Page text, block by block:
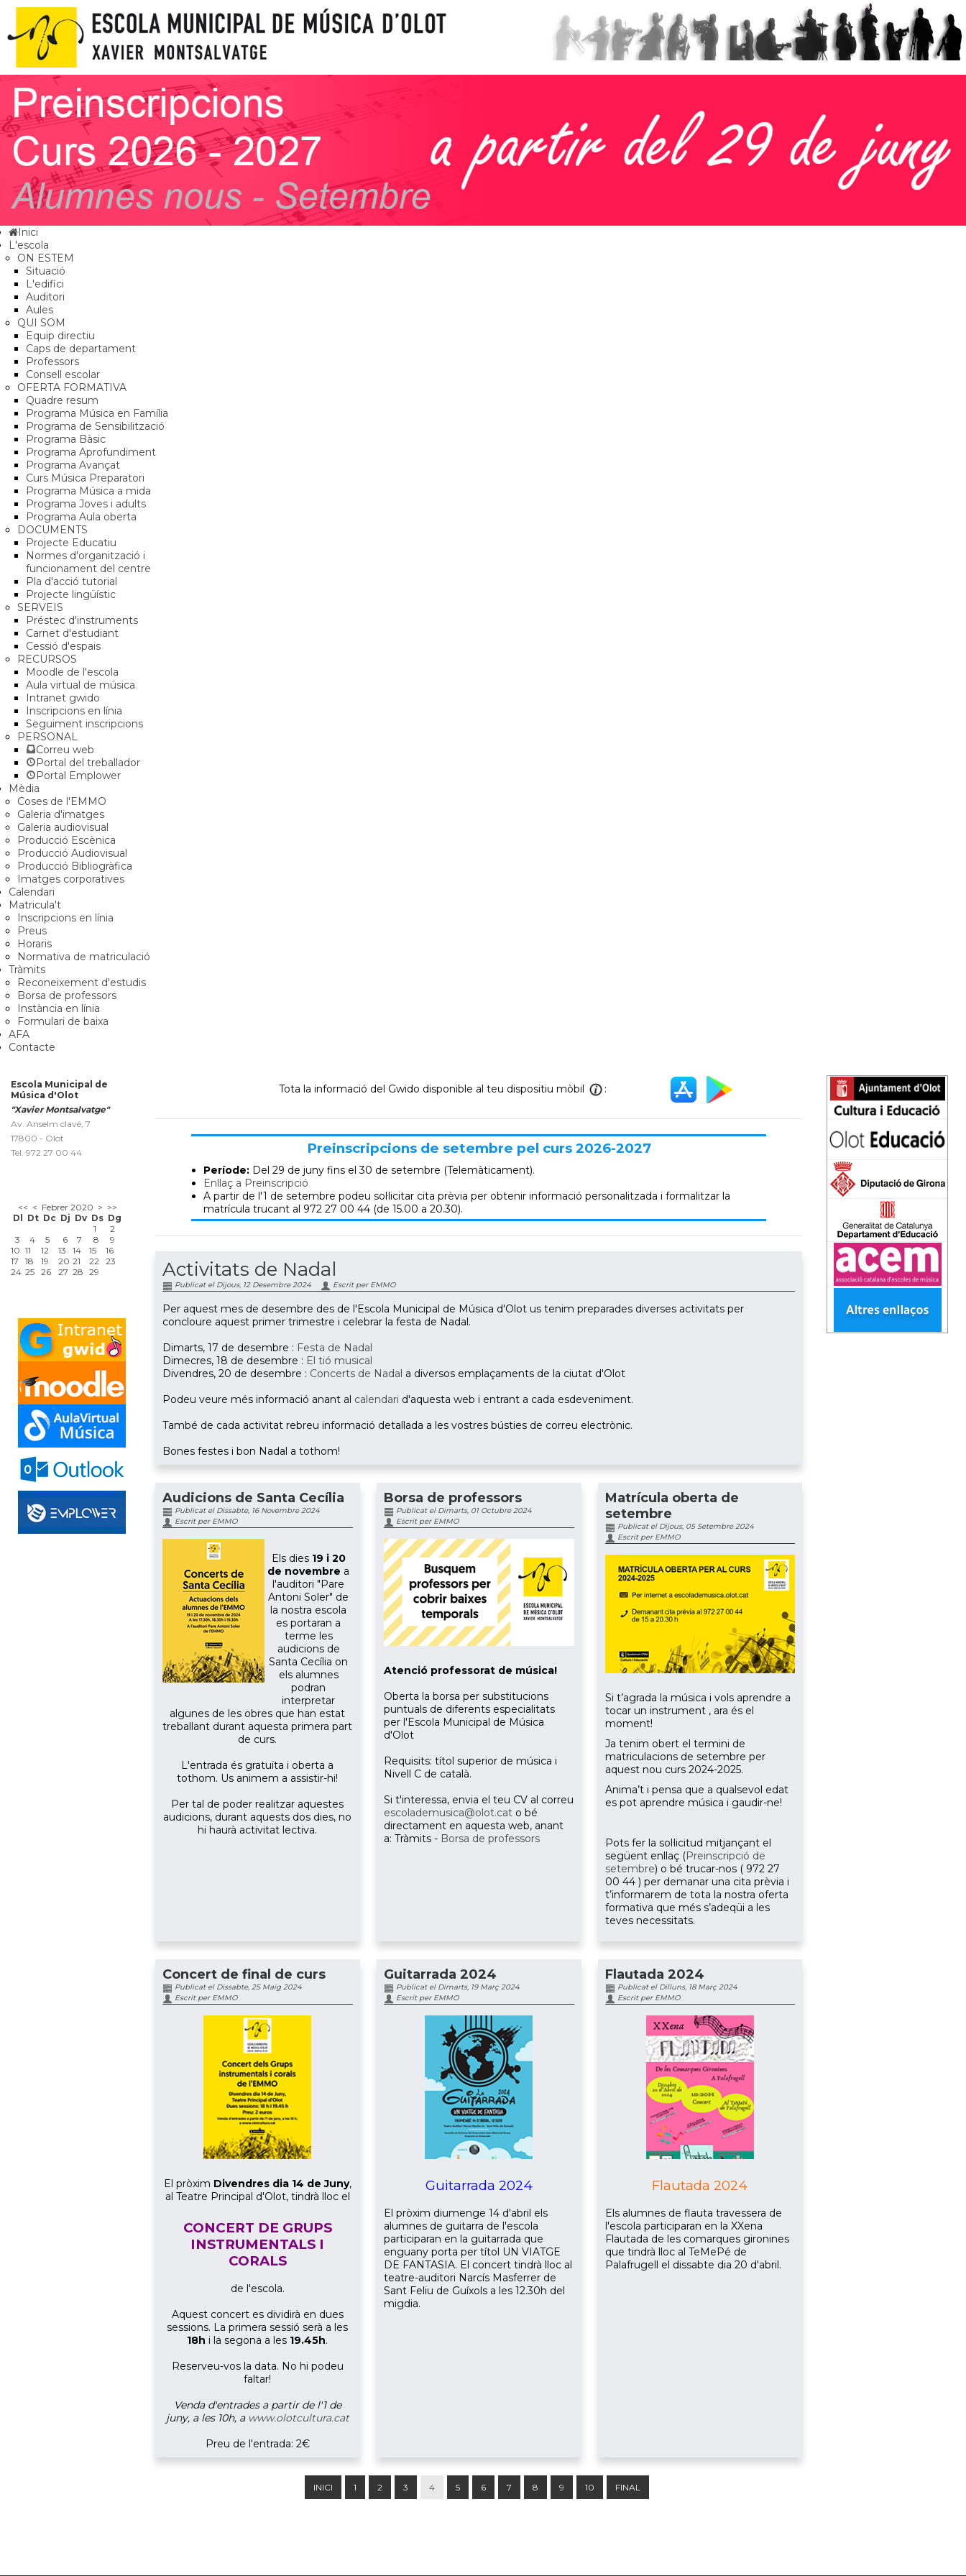
Inici
L'escola
ON ESTEM
Situació
L'edifici
Auditori
Aules
QUI SOM
Equip directiu
Caps de departament
Professors
Consell escolar
OFERTA FORMATIVA
Quadre resum
Programa Música en Família
Programa de Sensibilització
Programa Bàsic
Programa Aprofundiment
Programa Avançat
Curs Música Preparatori
Programa Música a mida
Programa Joves i adults
Programa Aula oberta
DOCUMENTS
Projecte Educatiu
Normes d'organització i
funcionament del centre
Pla d'acció tutorial
Projecte lingüístic
SERVEIS
Préstec d'instruments
Carnet d'estudiant
Cessió d'espais
RECURSOS
Moodle de l'escola
Aula virtual de música
Intranet gwido
Inscripcions en línia
Seguiment inscripcions
PERSONAL
Correu web
Portal del treballador
Portal Emplower
Mèdia
Coses de l'EMMO
Galeria d'imatges
Galeria audiovisual
Producció Escènica
Producció Audiovisual
Producció Bibliogràfica
Imatges corporatives
Calendari
Matricula't
Inscripcions en línia
Preus
Horaris
Normativa de matriculació
Tràmits
Reconeixement d'estudis
Borsa de professors
Instància en línia
Formulari de baixa
AFA
Contacte
Escola Municipal de
Música d'Olot
"Xavier Montsalvatge"
Av. Anselm clavé, 7
17800 - Olot
Tel. 972 27 00 44
<< < Febrer 2020 > >>
Dl
Dt Dc Dj Dv Ds Dg
1
2
3
4 5 6 7 8
9
10 11 12 13 14 15
16
17
18 19 20 21 22 23
24 25 26 27 28 29
Tota la informació del Gwido disponible al teu dispositiu mòbil :
Preinscripcions de setembre pel curs 2026-2027
Període: Del 29 de juny fins el 30 de setembre (Telemàticament).
Enllaç a Preinscripció
A partir de l'1 de setembre podeu sol·licitar cita prèvia per obtenir informació personalitzada i formalitzar la
matrícula trucant al 972 27 00 44 (de 15.00 a 20.30).
Activitats de Nadal
Publicat el Dijous, 12 Desembre 2024 Escrit per EMMO
Per aquest mes de desembre des de l'Escola Municipal de Música d'Olot us tenim preparades diverses activitats per
concloure aquest primer trimestre i celebrar la festa de Nadal.
Dimarts, 17 de desembre : Festa de Nadal
Dimecres, 18 de desembre : El tió musical
Divendres, 20 de desembre : Concerts de Nadal a diversos emplaçaments de la ciutat d'Olot
Podeu veure més informació anant al calendari d'aquesta web i entrant a cada esdeveniment.
També de cada activitat rebreu informació detallada a les vostres bústies de correu electrònic.
Bones festes i bon Nadal a tothom!
Audicions de Santa Cecília
Publicat el Dissabte, 16 Novembre 2024
Escrit per EMMO
Els dies 19 i 20
de novembre a
l'auditori "Pare
Antoni Soler" de
la nostra escola
es portaran a
terme les
audicions de
Santa Cecília on
els alumnes
podran
interpretar
algunes de les obres que han estat
treballant durant aquesta primera part
de curs.
L'entrada és gratuïta i oberta a
tothom. Us animem a assistir-hi!
Per tal de poder realitzar aquestes
audicions, durant aquests dos dies, no
hi haurà activitat lectiva.
Borsa de professors
Publicat el Dimarts, 01 Octubre 2024
Escrit per EMMO
Atenció professorat de música!
Oberta la borsa per substitucions
puntuals de diferents especialitats
per l'Escola Municipal de Música
d'Olot
Requisits: títol superior de música i
Nivell C de català.
Si t'interessa, envia el teu CV al correu
escolademusica@olot.cato bé
directament en aquesta web, anant
a: Tràmits - Borsa de professors
Matrícula oberta de
setembre
Publicat el Dijous, 05 Setembre 2024
Escrit per EMMO
Si t’agrada la música i vols aprendre a
tocar un instrument , ara és el
moment!
Ja tenim obert el termini de
matriculacions de setembre per
aquest nou curs 2024-2025.
Anima’t i pensa que a qualsevol edat
es pot aprendre música i gaudir-ne!
Pots fer la sol·licitud mitjançant el
següent enllaç (Preinscripció de
setembre) o bé trucar-nos ( 972 27
00 44 ) per demanar una cita prèvia i
t’informarem de tota la nostra oferta
formativa que més s’adeqüi a les
teves necessitats.
Concert de final de curs
Publicat el Dissabte, 25 Maig 2024
Escrit per EMMO
El pròxim Divendres dia 14 de Juny,
al Teatre Principal d'Olot, tindrà lloc el
CONCERT DE GRUPS
INSTRUMENTALS I
CORALS
de l'escola.
Aquest concert es dividirà en dues
sessions. La primera sessió serà a les
18h i la segona a les 19.45h.
Reserveu-vos la data. No hi podeu
faltar!
Venda d'entrades a partir de l'1 de
juny, a les 10h, a www.olotcultura.cat
Preu de l'entrada: 2€
Guitarrada 2024
Publicat el Dimarts, 19 Març 2024
Escrit per EMMO
Guitarrada 2024
El pròxim diumenge 14 d'abril els
alumnes de guitarra de l'escola
participaran en la guitarrada que
enguany porta per títol UN VIATGE
DE FANTASIA. El concert tindrà lloc al
teatre-auditori Narcís Masferrer de
Sant Feliu de Guíxols a les 12.30h del
migdia.
Flautada 2024
Publicat el Dilluns, 18 Març 2024
Escrit per EMMO
Flautada 2024
Els alumnes de flauta travessera de
l'escola participaran en la XXena
Flautada de les comarques gironines
que tindrà lloc al TeMePé de
Palafrugell el dissabte dia 20 d'abril.
INICI 1 2 3 4 5 6 7 8 9 10 FINAL